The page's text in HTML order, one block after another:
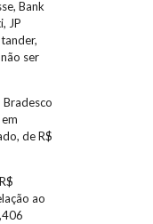
Bank
JP
ser
de R$
ao